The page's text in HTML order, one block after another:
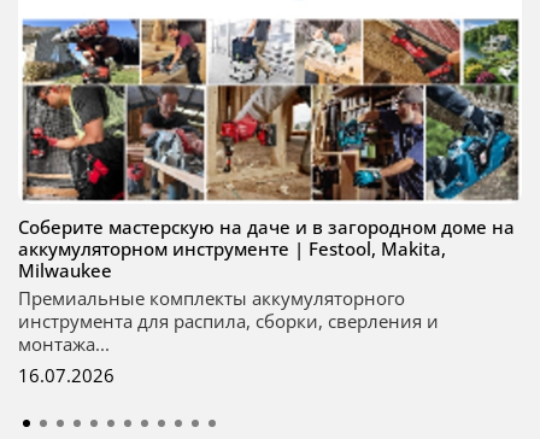
Соберите мастерскую на даче и в загородном доме на
аккумуляторном инструменте | Festool, Makita,
Milwaukee
Премиальные комплекты аккумуляторного
инструмента для распила, сборки, сверления и
монтажа...
16.07.2026